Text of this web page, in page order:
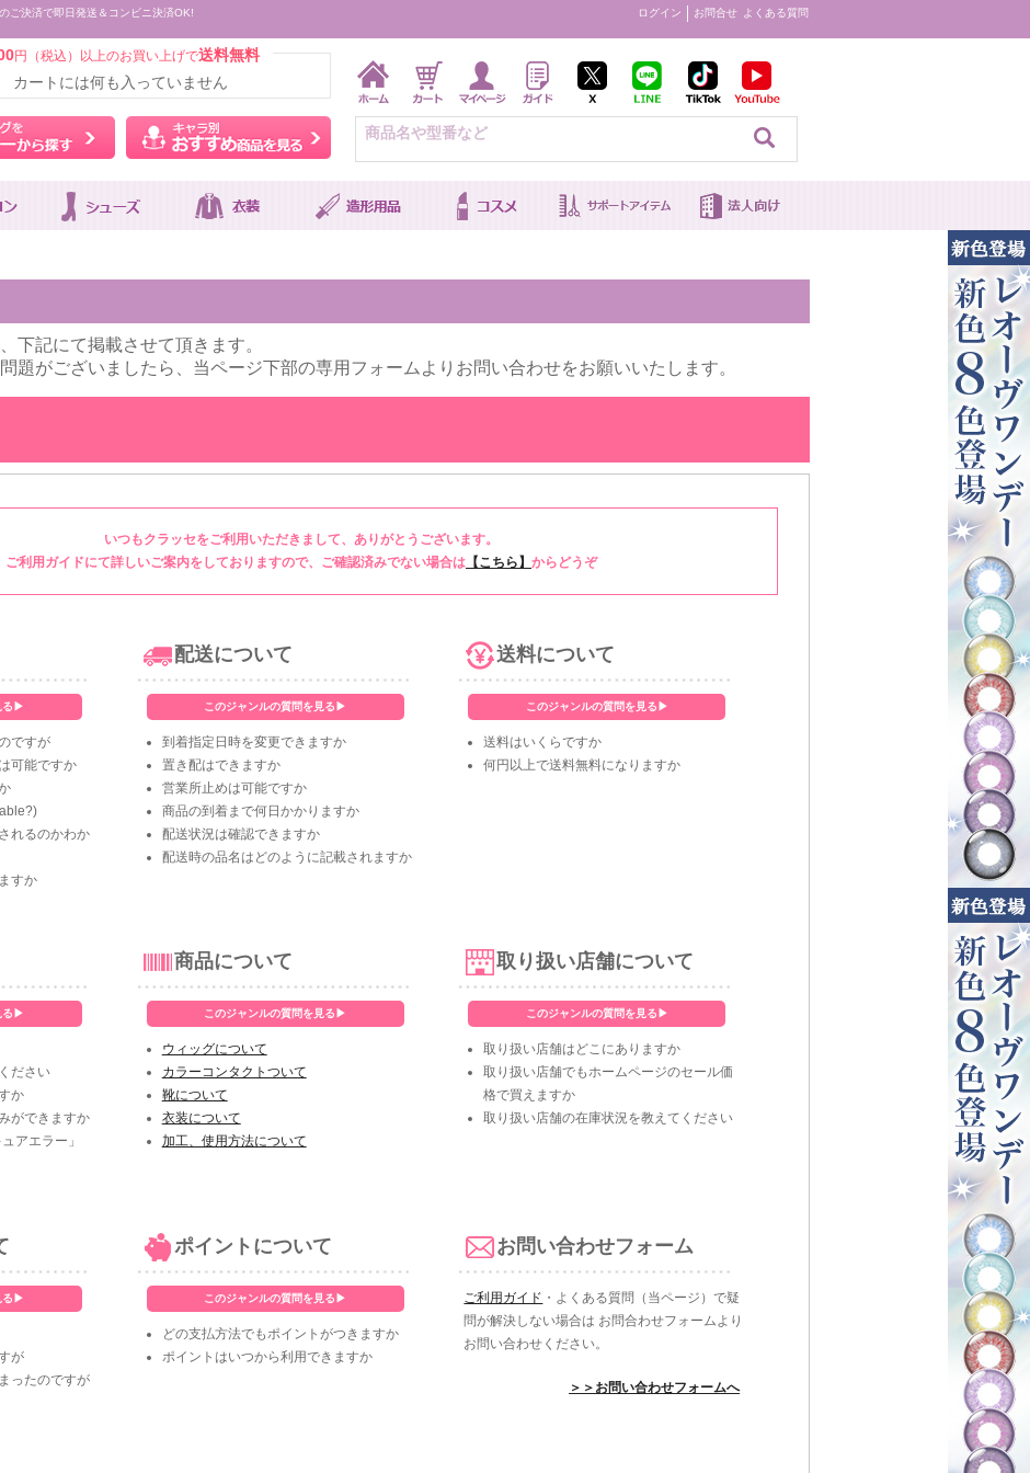
ご決済で即日発送＆コンビニ決済OK! ログイン お問合せ よくある質問
円（税込）以上のお買い上げで送料無料
カートには何も入っていません
ウィッグをカラーから探す キャラ別おすすめ商品を見る
下記にて掲載させて頂きます。
題がございましたら、当ページ下部の専用フォームよりお問い合わせをお願いいたします。
いつもクラッセをご利用いただきまして、ありがとうございます。
ご利用ガイドにて詳しいご案内をしておりますので、ご確認済みでない場合は 【こちら】 からどうぞ
る▶
ですが
可能ですか
れるのかわか
すか
配送について
このジャンルの質問を見る▶
到着指定日時を変更できますか
置き配はできますか
営業所止めは可能ですか
商品の到着まで何日かかりますか
配送状況は確認できますか
配送時の品名はどのように記載されますか
送料について
このジャンルの質問を見る▶
送料はいくらですか
何円以上で送料無料になりますか
る▶
ださい
か
ができますか
アエラー」
商品について
このジャンルの質問を見る▶
ウィッグについて
カラーコンタクトついて
靴について
衣装について
加工、使用方法について
取り扱い店舗について
このジャンルの質問を見る▶
取り扱い店舗はどこにありますか
取り扱い店舗でもホームページのセール価
格で買えますか
取り扱い店舗の在庫状況を教えてください
る▶
が
ったのですが
ポイントについて
このジャンルの質問を見る▶
どの支払方法でもポイントがつきますか
ポイントはいつから利用できますか
お問い合わせフォーム
ご利用ガイド ・よくある質問（当ページ）で疑
問が解決しない場合は お問合わせフォームより
お問い合わせください。
＞＞お問い合わせフォームへ